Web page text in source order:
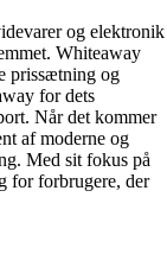
og elektronik
Whiteaway
prissætning og
for dets
Når det kommer
af moderne og
Med sit fokus på
for forbrugere, der